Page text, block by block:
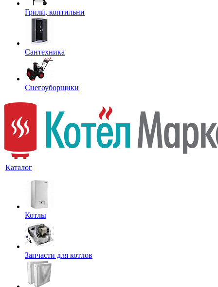
Грили, коптильни
Сантехника
Снегоуборщики
Каталог
Котлы
Запчасти для котлов